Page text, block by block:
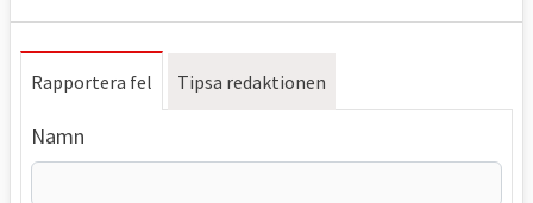
Rapportera fel Tipsa redaktionen
Namn